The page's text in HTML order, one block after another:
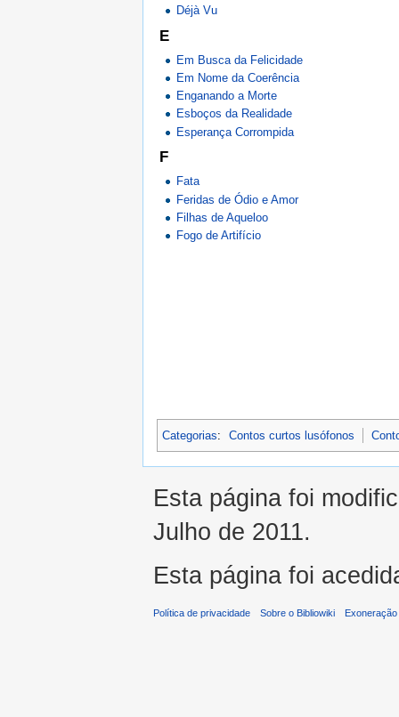
Déjà Vu
E
Em Busca da Felicidade
Em Nome da Coerência
Enganando a Morte
Esboços da Realidade
Esperança Corrompida
F
Fata
Feridas de Ódio e Amor
Filhas de Aqueloo
Fogo de Artifício
Categorias: Contos curtos lusófonos
Esta página foi
Julho de 2011.
Esta página foi
Política de privacidade Sobre o Bibliowiki